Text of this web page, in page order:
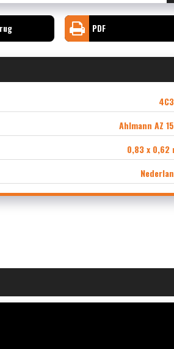
PDF
Ahlmann AZ
0,83 x 0,62